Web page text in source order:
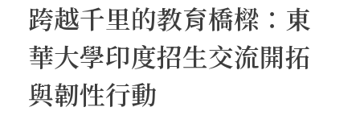
跨越千里的教育橋樑：東
華大學印度招生交流開拓
與韌性行動